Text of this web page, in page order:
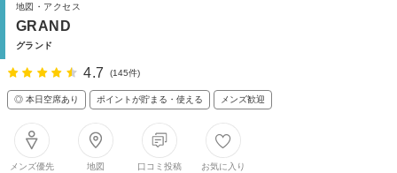
地図・アクセス
GRAND
グランド
4.7 (145件)
◎ 本日空席あり ポイントが貯まる・使える メンズ歓迎
メンズ優先
地図
口コミ投稿
お気に入り